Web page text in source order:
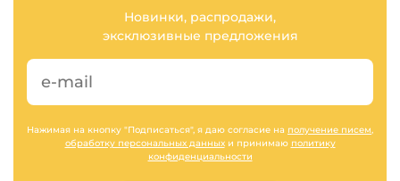
Новинки, распродажи,
эксклюзивные предложения
Нажимая на кнопку "Подписаться", я даю согласие на получение писем,
обработку персональных данныхи принимаю политику
конфиденциальности